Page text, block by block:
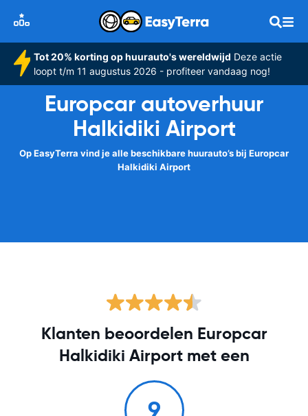
Tot 20% korting op huurauto's wereldwijd Deze actie
loopt t/m 11 augustus 2026 - profiteer vandaag nog!
Europcar autoverhuur
Halkidiki Airport
Op EasyTerra vind je alle beschikbare huurauto’s bij Europcar
Halkidiki Airport
Klanten beoordelen Europcar
Halkidiki Airport met een
9